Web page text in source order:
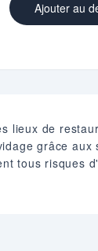
Ajouter au
lieux de
grâce
tous risques